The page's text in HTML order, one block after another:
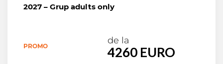
2027 – Grup adults only
PROMO
de la
4260 EURO